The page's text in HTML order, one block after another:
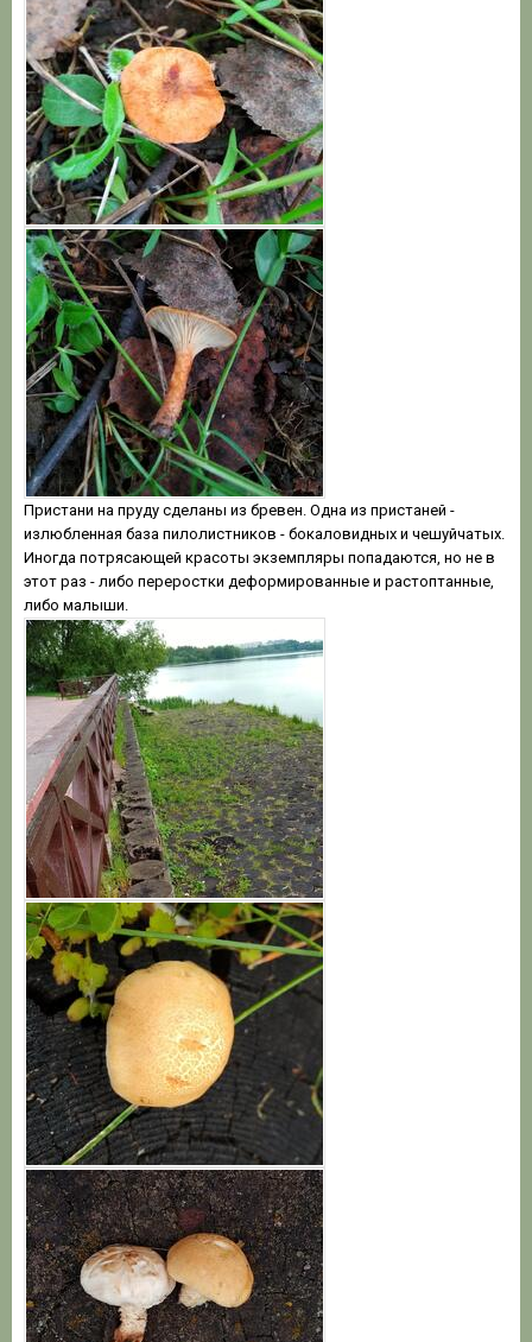
Пристани на пруду сделаны из бревен. Одна из пристаней -
излюбленная база пилолистников - бокаловидных и чешуйчатых.
Иногда потрясающей красоты экземпляры попадаются, но не в
этот раз - либо переростки деформированные и растоптанные,
либо малыши.